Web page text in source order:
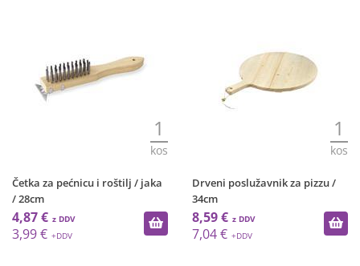
1
kos
Četka za pećnicu i roštilj / jaka
/ 28cm
4,87 €
3,99 €
1
kos
Drveni poslužavnik za pizzu /
34cm
8,59 €
7,04 €